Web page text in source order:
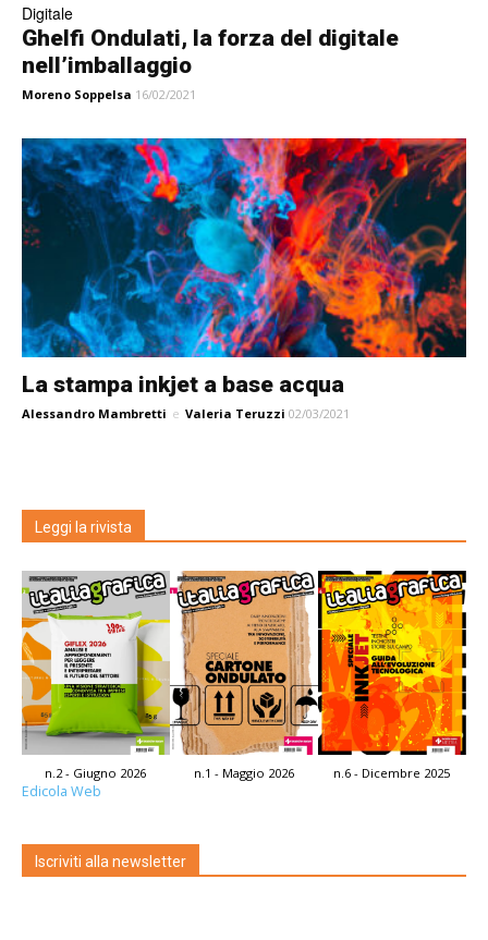
Digitale
Ghelfi Ondulati, la forza del digitale
nell’imballaggio
Moreno Soppelsa 16/02/2021
La stampa inkjet a base acqua
Alessandro Mambretti e Valeria Teruzzi 02/03/2021
Leggi la rivista
n.2 - Giugno 2026 n.1 - Maggio 2026 n.6 - Dicembre 2025
Edicola Web
Iscriviti alla newsletter